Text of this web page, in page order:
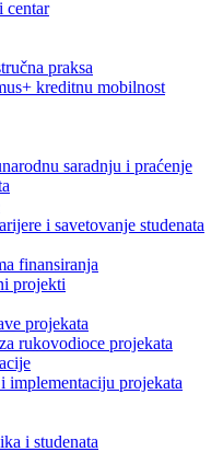
centar
praksa
kreditnu mobilnost
saradnju i praćenje
i savetovanje studenata
finansiranja
projekti
projekata
rukovodioce projekata
implementaciju projekata
i studenata